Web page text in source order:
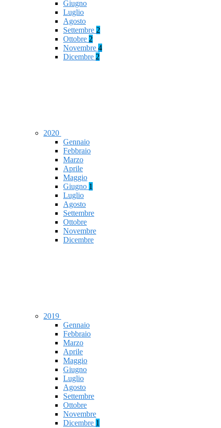
Giugno
Luglio
Agosto
Settembre 2
Ottobre 2
Novembre 4
Dicembre 2
2020
Gennaio
Febbraio
Marzo
Aprile
Maggio
Giugno 1
Luglio
Agosto
Settembre
Ottobre
Novembre
Dicembre
2019
Gennaio
Febbraio
Marzo
Aprile
Maggio
Giugno
Luglio
Agosto
Settembre
Ottobre
Novembre
Dicembre 1